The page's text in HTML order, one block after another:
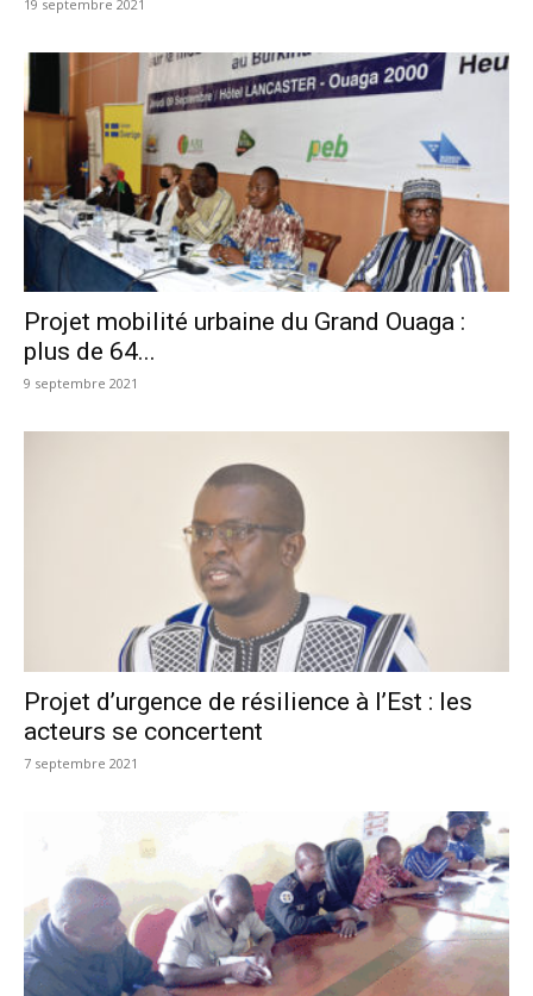
19 septembre 2021
Projet mobilité urbaine du Grand Ouaga :
plus de 64...
9 septembre 2021
Projet d’urgence de résilience à l’Est : les
acteurs se concertent
7 septembre 2021